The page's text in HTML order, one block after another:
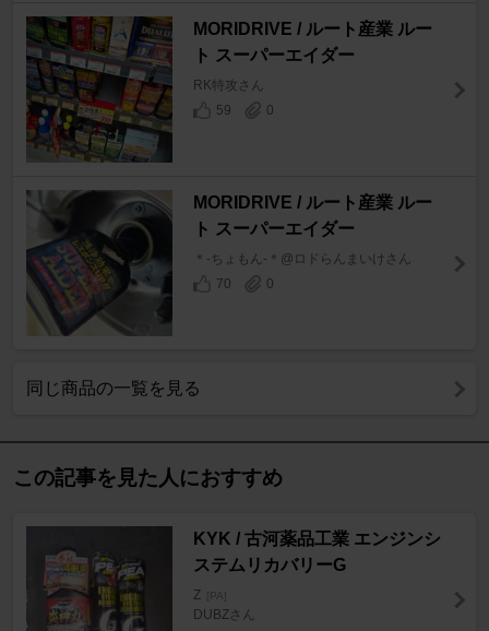
MORIDRIVE / ルート産業 ルー
ト スーパーエイダー
RK特攻さん
59
0
MORIDRIVE / ルート産業 ルー
ト スーパーエイダー
＊-ちょもん-＊@ロドらんまいけさん
70
0
同じ商品の一覧を見る
この記事を見た人におすすめ
KYK / 古河薬品工業 エンジンシ
ステムリカバリーG
Z [PA]
DUBZさん